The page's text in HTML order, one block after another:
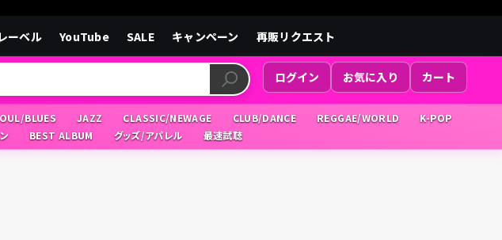
ーベル YouTube SALE キャンペーン 再販リクエスト
ログイン お気に入り カート
BLUES JAZZ CLASSIC/NEWAGE CLUB/DANCE REGGAE/WORLD
K-POP
BEST ALBUM グッズ/アパレル 最速試聴